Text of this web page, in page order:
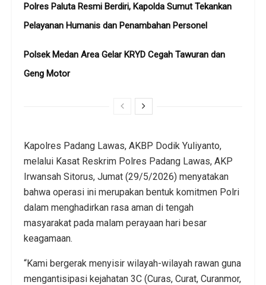
Polres Paluta Resmi Berdiri, Kapolda Sumut Tekankan
Pelayanan Humanis dan Penambahan Personel
Polsek Medan Area Gelar KRYD Cegah Tawuran dan
Geng Motor
Kapolres Padang Lawas, AKBP Dodik Yuliyanto,
melalui Kasat Reskrim Polres Padang Lawas, AKP
Irwansah Sitorus, Jumat (29/5/2026) menyatakan
bahwa operasi ini merupakan bentuk komitmen Polri
dalam menghadirkan rasa aman di tengah
masyarakat pada malam perayaan hari besar
keagamaan.
“Kami bergerak menyisir wilayah-wilayah rawan guna
mengantisipasi kejahatan 3C (Curas, Curat, Curanmor,